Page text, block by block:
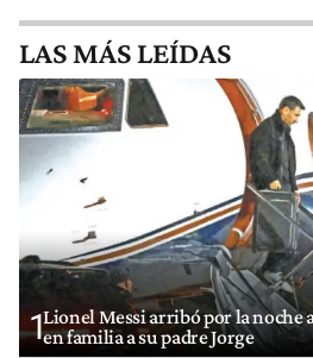
LAS MÁS LEÍDAS
1Lionel Messi arribó por la noche
en familia a su padre Jorge